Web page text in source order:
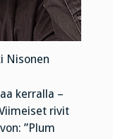
Nisonen
kerralla –
rivit
”Plum